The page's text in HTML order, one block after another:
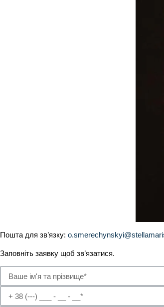
Пошта для зв’язку:
Заповніть заявку щоб зв’язатися.